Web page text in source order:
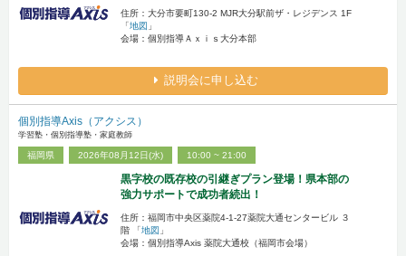
住所：大分市要町130-2 MJR大分駅前ザ・レジデンス 1F
「地図 」
会場：個別指導Ａｘｉｓ大分本部
説明会に申し込む
個別指導Axis（アクシス）
学習塾・個別指導塾・家庭教師
福岡県 2026年08月12日(水) 10:00 ~ 21:00
黒字校の既存校の引継ぎプラン登場！県本部の
強力サポートで成功者続出！
住所：福岡市中央区薬院4-1-27薬院大通センタービル ３
階 「地図 」
会場：個別指導Axis 薬院大通校（福岡市会場）